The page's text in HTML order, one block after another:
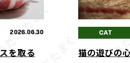
2026.06.30
を取る
CAT
猫の遊びの